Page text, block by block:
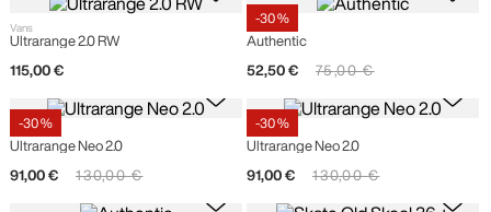
Vans
Ultrarange 2.0 RW
115,00 €
-30 %
Vans
Authentic
52,50 € 75,00 €
-30 %
Vans
Ultrarange Neo 2.0
91,00 € 130,00 €
-30 %
Vans
Ultrarange Neo 2.0
91,00 € 130,00 €